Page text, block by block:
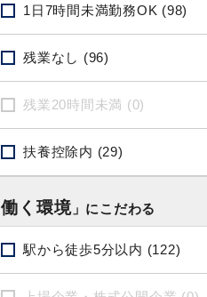
1日7時間未満勤務OK (98)
残業なし (96)
残業20時間未満 (0)
扶養控除内 (29)
働く環境」にこだわる
駅から徒歩5分以内 (122)